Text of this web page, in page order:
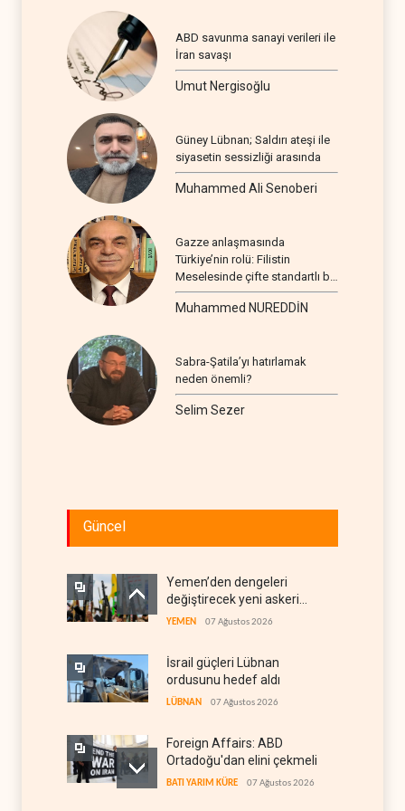
ABD savunma sanayi verileri ile
İran savaşı
Umut Nergisoğlu
Güney Lübnan; Saldırı ateşi ile
siyasetin sessizliği arasında
Muhammed Ali Senoberi
Gazze anlaşmasında
Türkiye’nin rolü: Filistin
Meselesinde çifte standartlı bir
seyir
Muhammed NUREDDİN
Sabra-Şatila’yı hatırlamak
neden önemli?
Selim Sezer
Güncel
Yemen’den dengeleri
değiştirecek yeni askeri
denklem
YEMEN 07 Ağustos 2026
İsrail güçleri Lübnan
ordusunu hedef aldı
LÜBNAN 07 Ağustos 2026
Foreign Affairs: ABD
Ortadoğu'dan elini çekmeli
BATI YARIM KÜRE 07 Ağustos 2026